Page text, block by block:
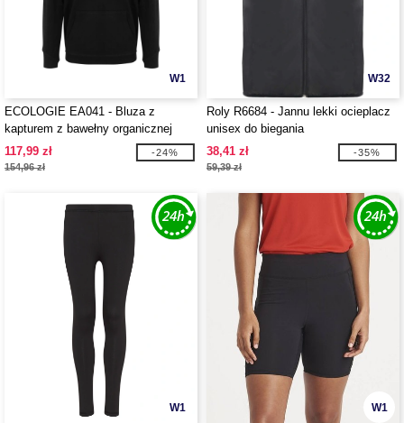
W1
ECOLOGIE EA041 - Bluza z
kapturem z bawełny organicznej
117,99 zł
154,96 zł
-24%
W32
Roly R6684 - Jannu lekki ocieplacz
unisex do biegania
38,41 zł
59,39 zł
-35%
W1 W1